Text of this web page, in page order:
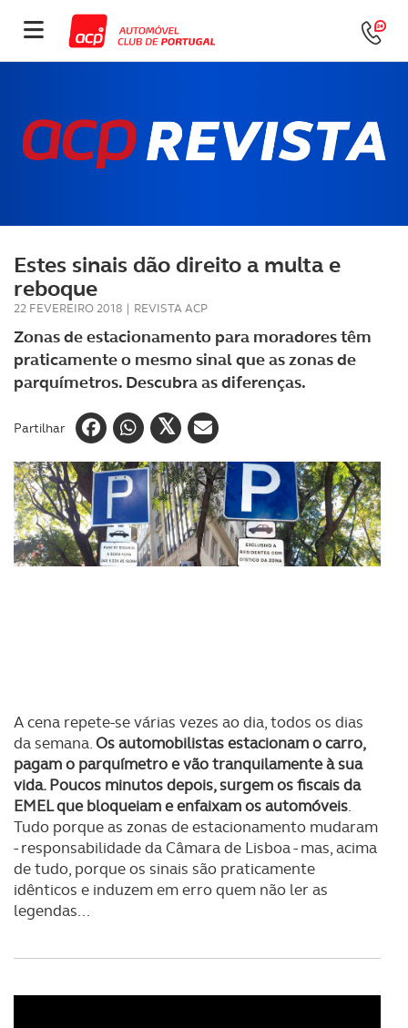
Estes sinais dão direito a multa e
reboque
22 FEVEREIRO 2018 | REVISTA ACP
Zonas de estacionamento para moradores têm
praticamente o mesmo sinal que as zonas de
parquímetros. Descubra as diferenças.
Partilhar
A cena repete-se várias vezes ao dia, todos os dias
da semana.Os automobilistas estacionam o carro,
pagam o parquímetro e vão tranquilamente à sua
vida. Poucos minutos depois, surgem os fiscais da
EMEL que bloqueiam e enfaixam os automóveis.
Tudo porque as zonas de estacionamento mudaram
- responsabilidade da Câmara de Lisboa - mas, acima
de tudo, porque os sinais são praticamente
idênticos e induzem em erro quem não ler as
legendas...